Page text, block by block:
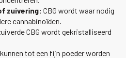
zuivering: CBG wordt waar nodig
cannabinoïden.
CBG wordt gekristalliseerd
tot een fijn poeder worden